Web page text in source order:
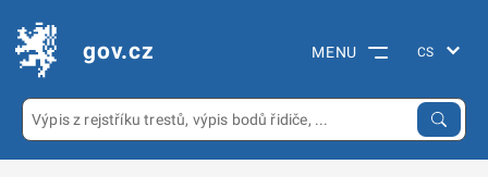
gov.cz MENU